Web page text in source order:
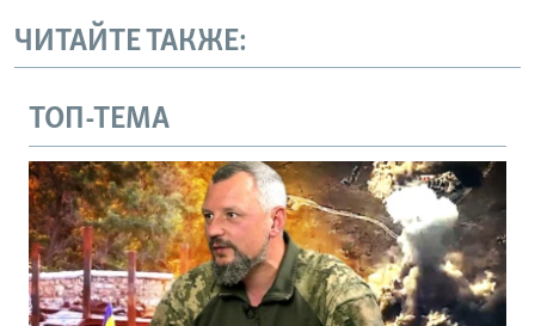
ЧИТАЙТЕ ТАКЖЕ:
ТОП-ТЕМА